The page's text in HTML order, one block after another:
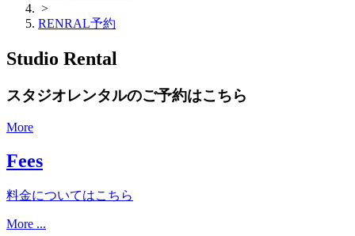
>
RENRAL予約
Studio Rental
スタジオレンタルのご予約はこちら
More
Fees
料金についてはこちら
More ...